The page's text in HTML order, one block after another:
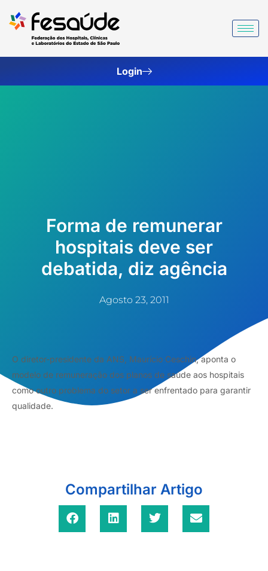
para
Login
Forma de remunerar
hospitais deve ser
debatida, diz agência
Agosto 23, 2011
O diretor-presidente da ANS, Maurício Ceschin, aponta o
modelo de remuneração dos planos de saúde aos hospitais
como outro problema do setor a ser enfrentado para garantir
qualidade.
Compartilhar Artigo